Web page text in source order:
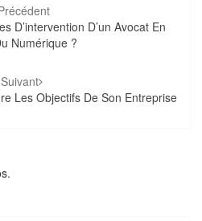
D’intervention D’un Avocat En
Numérique ?
Suivant
Les Objectifs De Son Entreprise